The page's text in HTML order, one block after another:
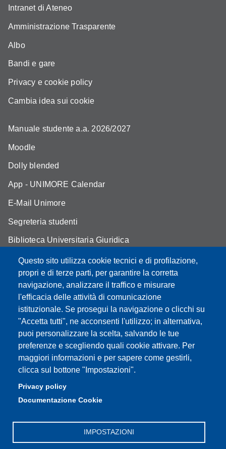
Questo sito utilizza cookie tecnici e di profilazione,
propri e di terze parti, per garantire la corretta
navigazione, analizzare il traffico e misurare
l'efficacia delle attività di comunicazione
istituzionale. Se prosegui la navigazione o clicchi su
"Accetta tutti", ne acconsenti l'utilizzo; in alternativa,
puoi personalizzare la scelta, salvando le tue
preferenze e scegliendo quali cookie attivare. Per
maggiori informazioni e per sapere come gestirli,
clicca sul bottone "Impostazioni".
Privacy policy
Documentazione Cookie
IMPOSTAZIONI
Intranet di Ateneo
Amministrazione Trasparente
Albo
Bandi e gare
Privacy e cookie policy
Cambia idea sui cookie
Manuale studente a.a. 2026/2027
Moodle
Dolly blended
App - UNIMORE Calendar
E-Mail Unimore
Segreteria studenti
Biblioteca Universitaria Giuridica
Assicurazione qualità
Contatti
Partita IVA: 00427620364
Dipartimento di Giurisprudenza
Sede: Via San Geminiano 3 - 41121 Modena
Email: helpdesk.giurisprudenza@unimore.it
Telefono: 059 205 8170 (Portineria) | 059 205 8181
(Amministrazione) | 059 205 8213 (Didattica)